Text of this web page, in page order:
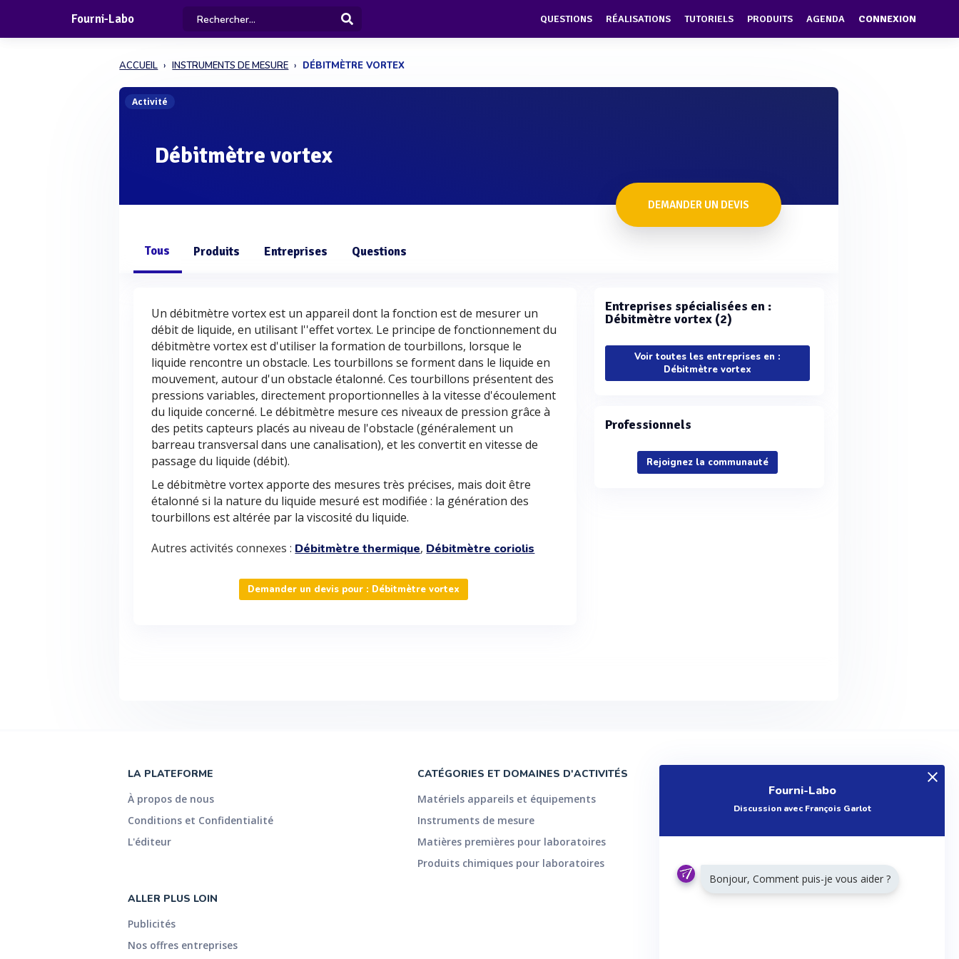
Fourni-Labo QUESTIONS RÉALISATIONS TUTORIELS PRODUITS AGENDA CONNEXION
ACCUEIL INSTRUMENTS DE MESURE DÉBITMÈTRE VORTEX
Activité
Débitmètre vortex
DEMANDER UN DEVIS
Tous Produits Entreprises Questions
Un débitmètre vortex est un appareil dont la fonction est de mesurer un
débit de liquide, en utilisant l''effet vortex. Le principe de fonctionnement du
débitmètre vortex est d'utiliser la formation de tourbillons, lorsque le
liquide rencontre un obstacle. Les tourbillons se forment dans le liquide en
mouvement, autour d'un obstacle étalonné. Ces tourbillons présentent des
pressions variables, directement proportionnelles à la vitesse d'écoulement
du liquide concerné. Le débitmètre mesure ces niveaux de pression grâce à
des petits capteurs placés au niveau de l'obstacle (généralement un
barreau transversal dans une canalisation), et les convertit en vitesse de
passage du liquide (débit).
Le débitmètre vortex apporte des mesures très précises, mais doit être
étalonné si la nature du liquide mesuré est modifiée : la génération des
tourbillons est altérée par la viscosité du liquide.
Autres activités connexes : Débitmètre thermique, Débitmètre coriolis
Demander un devis pour : Débitmètre vortex
Entreprises spécialisées en :
Débitmètre vortex (2)
Voir toutes les entreprises en :
Débitmètre vortex
Professionnels
Rejoignez la communauté
LA PLATEFORME
À propos de nous
Conditions et Confidentialité
L'éditeur
ALLER PLUS LOIN
Publicités
Nos offres entreprises
CATÉGORIES ET DOMAINES D'ACTIVITÉS
Matériels appareils et équipements
Instruments de mesure
Matières premières pour laboratoires
Produits chimiques pour laboratoires
Réalisations
Tutoriels
Fourni-Labo
Discussion avec François Garlot
Bonjour, Comment puis-je vous aider ?